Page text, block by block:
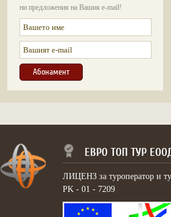
ни предложения на Вашия e-mail!
ЕВРО ТОП ТУР
ЛИЦЕНЗ за туроператор и
PK - 01 - 7209